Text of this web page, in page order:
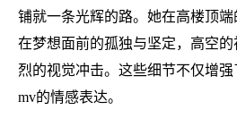
铺就一条光辉的路。她在高楼顶
在梦想面前的孤独与坚定，高空
烈的视觉冲击。这些细节不仅增
mv的情感表达。